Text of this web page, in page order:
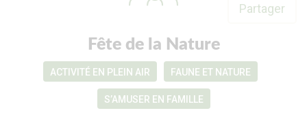
Fête de la Nature
Partager
ACTIVITÉ EN PLEIN AIR FAUNE ET NATURE
S’AMUSER EN FAMILLE